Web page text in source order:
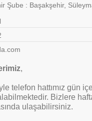
Şube : Başakşehir,
,
telefon hattımız gün
Bizlere
ulaşabilirsiniz.